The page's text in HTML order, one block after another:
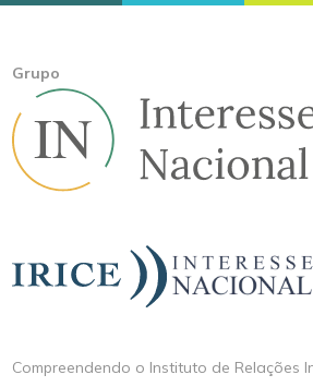
Grupo
Compreendendo o Instituto de Relações